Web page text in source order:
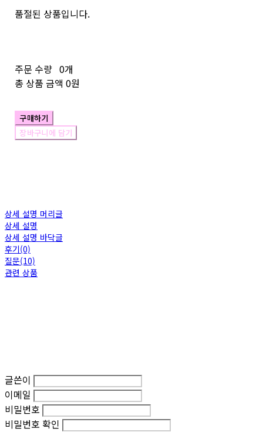
품절된 상품입니다.
주문 수량 0개
총 상품 금액 0원
구매하기
장바구니에 담기
상세 설명 머리글
상세 설명
상세 설명 바닥글
후기(0)
질문(10)
관련 상품
글쓴이
이메일
비밀번호
비밀번호 확인